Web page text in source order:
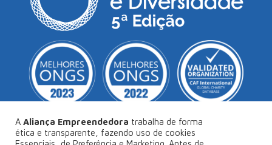
A Aliança Empreendedora trabalha de forma
ética e transparente, fazendo uso de cookies